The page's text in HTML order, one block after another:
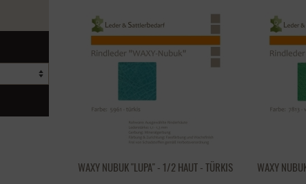
WAXY NUBUK "LUPA" - 1/2 HAUT - TÜRKIS WAXY